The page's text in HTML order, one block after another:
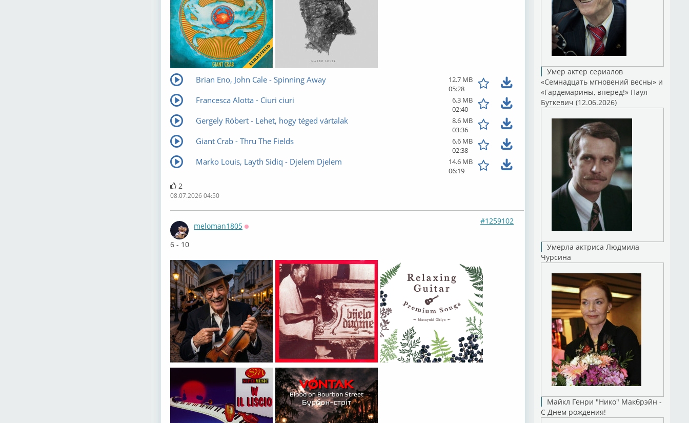
Brian Eno, John Cale - Spinning Away
12.7 MB
05:28
Francesca Alotta - Ciuri ciuri
6.3 MB
02:40
Gergely Róbert - Lehet, hogy téged vártalak
8.6 MB
03:36
Giant Crab - Thru The Fields
6.6 MB
02:38
Marko Louis, Layth Sidiq - Djelem Djelem
14.6 MB
06:19
2
08.07.2026 04:50
meloman1805
#1259102
6 - 10
Умер актер сериалов
«Семнадцать мгновений весны» и
«Гардемарины, вперед!» Паул
Буткевич (12.06.2026)
Умерла актриса Людмила
Чурсина
Майкл Генри "Нико" Макбрэйн -
С Днем рождения!